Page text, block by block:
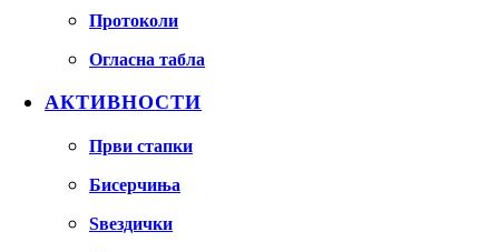
Протоколи
Огласна табла
АКТИВНОСТИ
Први стапки
Бисерчиња
Ѕвездички